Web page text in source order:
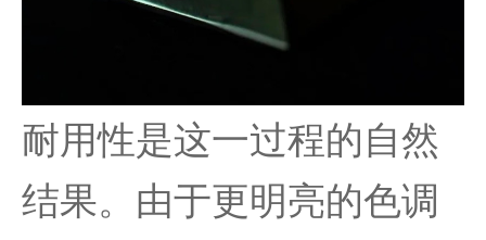
耐用性是这一过程的自然
结果。由于更明亮的色调